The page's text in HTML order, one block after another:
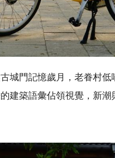
城門記憶歲月，老眷村
建築語彙佔領視覺，新